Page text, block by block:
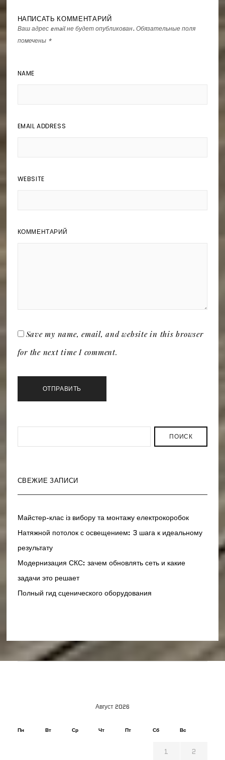
НАПИСАТЬ КОММЕНТАРИЙ
Ваш адрес email не будет опубликован. Обязательные поля
помечены *
NAME
EMAIL ADDRESS
WEBSITE
КОММЕНТАРИЙ
Save my name, email, and website in this browser
for the next time I comment.
ПОИСК
СВЕЖИЕ ЗАПИСИ
Майстер-клас із вибору та монтажу електрокоробок
Натяжной потолок с освещением: 3 шага к идеальному
результату
Модернизация СКС: зачем обновлять сеть и какие
задачи это решает
Полный гид сценического оборудования
Август 2026
Пн Вт Ср Чт Пт Сб Вс
1 2